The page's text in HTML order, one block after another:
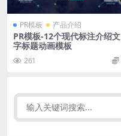
PR模板 产品介绍
PR模板-12个现代标注介绍文
字标题动画模板
261